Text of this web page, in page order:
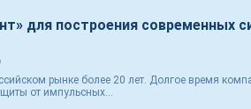
для построения современных
рынке более 20 лет. Долгое время
от импульсных...